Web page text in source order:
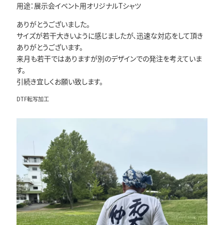
用途：展示会イベント用オリジナルTシャツ
ありがとうございました。
サイズが若干大きいように感じましたが、迅速な対応をして頂き
ありがとうございます。
来月も若干ではありますが別のデザインでの発注を考えていま
す。
引続き宜しくお願い致します。
DTF転写加工